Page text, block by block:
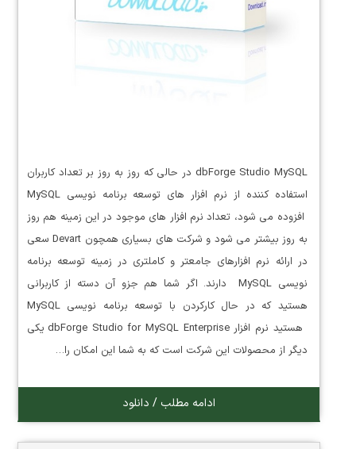
dbForge Studio MySQL در حالی که روز به روز بر تعداد کاربران
استفاده کننده از نرم افزار های توسعه برنامه نویسی MySQL
افزوده می شود، تعداد نرم افزار های موجود در این زمینه هم روز
به روز بیشتر می شود و شرکت های بسیاری همچون Devart سعی
در ارائه نرم افزارهای جامعتر و کاملتری در زمینه توسعه برنامه
نویسی MySQL دارند. اگر شما هم جزو آن دسته از کاربرانی
هستید که در حال کارکردن با توسعه برنامه نویسی MySQL
هستید نرم افزار dbForge Studio for MySQL Enterprise یکی
دیگر از محصولات این شرکت است که به شما این امکان را…
ادامه مطلب / دانلود